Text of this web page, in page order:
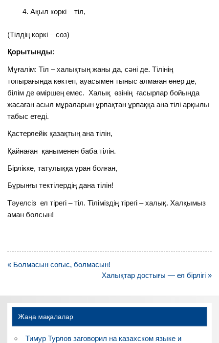
Ақыл көркі – тіл,
(Тілдің көркі – сөз)
Қорытынды:
Мұғалім: Тіл – халықтың жаны да, сәні де. Тілінің
топырағында көктеп, ауасымен тыныс алмаған өнер де,
білім де өміршең емес. Халық өзінің ғасырлар бойында
жасаған асыл мұраларын ұрпақтан ұрпаққа ана тілі арқылы
табыс етеді.
Қастерлейік қазақтың ана тілін,
Қайнаған қаныменен баба тілін.
Бірлікке, татулыққа ұран болған,
Бұрынғы тектілердің дана тілін!
Тәуелсіз ел тірегі – тіл. Тіліміздің тірегі – халық. Халқымыз
аман болсын!
Навигация
« Болмасын соғыс, болмасын!
Халықтар достығы — ел бірлігі »
Жаңа мақалалар
Тимур Турлов заговорил на казахском языке и